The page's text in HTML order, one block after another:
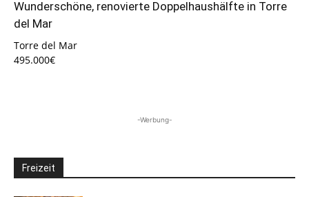
Wunderschöne, renovierte Doppelhaushälfte in Torre
del Mar
Torre del Mar
495.000€
-Werbung-
Freizeit